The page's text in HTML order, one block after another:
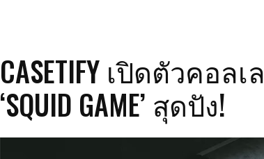
CASETIFY เปิดตัวคอล
‘SQUID GAME’ สุดปัง!